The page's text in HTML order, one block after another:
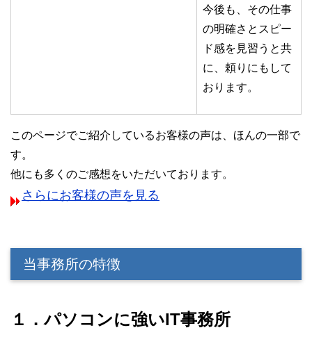
今後も、その仕事
の明確さとスピー
ド感を見習うと共
に、頼りにもして
おります。
このページでご紹介しているお客様の声は、ほんの一部で
す。
他にも多くのご感想をいただいております。
さらにお客様の声を見る
当事務所の特徴
１．パソコンに強いIT事務所